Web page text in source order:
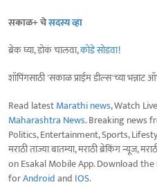
सकाळ+ चेसदस्य व्हा
ब्रेक घ्या, डोकं चालवा,कोडे सोडवा!
शॉपिंगसाठी 'सकाळ प्राईम डील्स'च्या भन्नाट
Read latestMarathi news, Watch
Maharashtra News. Breaking news
Politics, Entertainment, Sports,
मराठी ताज्या बातम्या, मराठी ब्रेकिंग न्यूज,
on Esakal Mobile App. Download
forAndroidand IOS.